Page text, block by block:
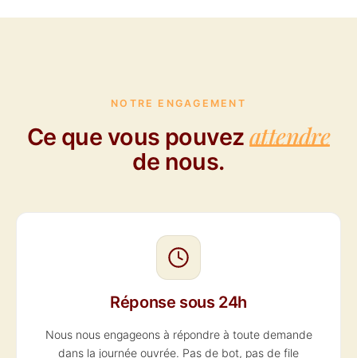
NOTRE ENGAGEMENT
Ce que vous pouvez attendre
de nous.
Réponse sous 24h
Nous nous engageons à répondre à toute demande
dans la journée ouvrée. Pas de bot, pas de file